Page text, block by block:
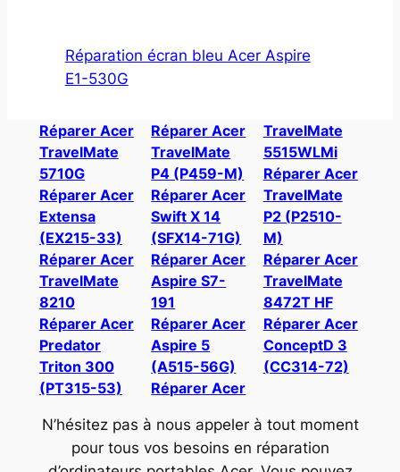
Réparation écran bleu Acer Aspire
E1-530G
Réparer Acer
TravelMate
5710G
Réparer Acer
Extensa
(EX215-33)
Réparer Acer
TravelMate
8210
Réparer Acer
Predator
Triton 300
(PT315-53)
Réparer Acer
TravelMate
P4 (P459-M)
Réparer Acer
Swift X 14
(SFX14-71G)
Réparer Acer
Aspire S7-
191
Réparer Acer
Aspire 5
(A515-56G)
Réparer Acer
TravelMate
5515WLMi
Réparer Acer
TravelMate
P2 (P2510-
M)
Réparer Acer
TravelMate
8472T HF
Réparer Acer
ConceptD 3
(CC314-72)
N’hésitez pas à nous appeler à tout moment
pour tous vos besoins en réparation